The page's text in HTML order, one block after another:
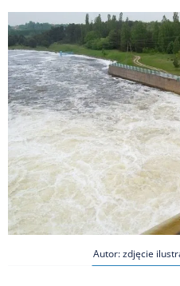
Autor: zdjęcie